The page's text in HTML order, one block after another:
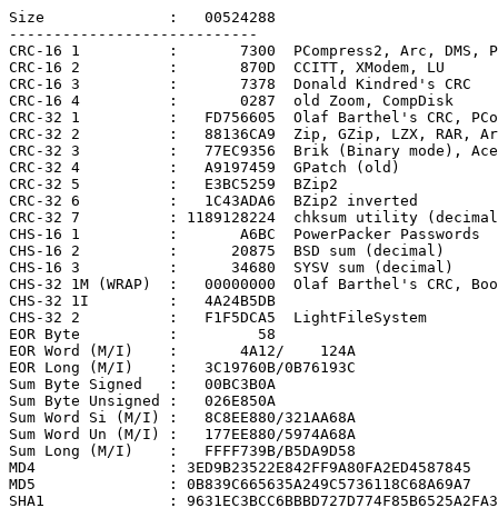
Size              :   00524288
----------------------------
CRC-16 1          :       7300  PCompress2, Arc, DMS,
CRC-16 2          :       870D  CCITT, XModem, LU
CRC-16 3          :       7378  Donald Kindred's CRC
CRC-16 4          :       0287  old Zoom, CompDisk
CRC-32 1          :   FD756605  Olaf Barthel's CRC,
CRC-32 2          :   88136CA9  Zip, GZip, LZX, RAR,
CRC-32 3          :   77EC9356  Brik (Binary mode), Ace
CRC-32 4          :   A9197459  GPatch (old)
CRC-32 5          :   E3BC5259  BZip2
CRC-32 6          :   1C43ADA6  BZip2 inverted
CRC-32 7          : 1189128224  chksum utility
CHS-16 1          :       A6BC  PowerPacker Passwords
CHS-16 2          :      20875  BSD sum (decimal)
CHS-16 3          :      34680  SYSV sum (decimal)
CHS-32 1M (WRAP)  :   00000000  Olaf Barthel's CRC,
CHS-32 1I         :   4A24B5DB
CHS-32 2          :   F1F5DCA5  LightFileSystem
EOR Byte          :         58
EOR Word (M/I)    :       4A12/    124A
EOR Long (M/I)    :   3C19760B/0B76193C
Sum Byte Signed   :   00BC3B0A
Sum Byte Unsigned :   026E850A
Sum Word Si (M/I) :   8C8EE880/321AA68A
Sum Word Un (M/I) :   177EE880/5974A68A
Sum Long (M/I)    :   FFFF739B/B5DA9D58
MD4               : 3ED9B23522E842FF9A80FA2ED4587845
MD5               : 0B839C665635A249C5736118C68A69A7